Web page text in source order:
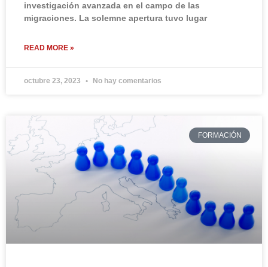
investigación avanzada en el campo de las
migraciones. La solemne apertura tuvo lugar
READ MORE »
octubre 23, 2023 No hay comentarios
FORMACIÓN